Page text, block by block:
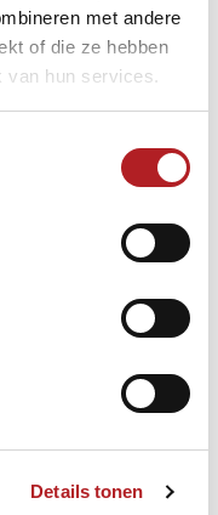
met andere
of die ze hebben
van hun services.
Details tonen
2